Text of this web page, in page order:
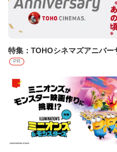
特集：TOHOシネマズアニバー
PR